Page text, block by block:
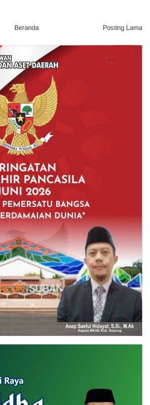
Posting Lama
Beranda